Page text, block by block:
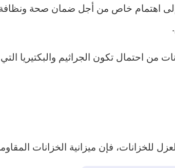
اهتمام خاص من أجل ضمان صحة ونظافة
من احتمال تكون الجراثيم والبكتيريا
للخزانات، فإن ميزانية الخزانات